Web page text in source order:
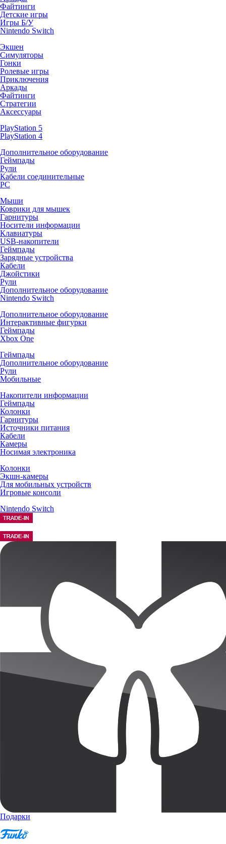
Файтинги
Детские игры
Игры Б/У
Nintendo Switch
Экшен
Симуляторы
Гонки
Ролевые игры
Приключения
Аркады
Файтинги
Стратегии
Аксессуары
PlayStation 5
PlayStation 4
Дополнительное оборудование
Геймпады
Рули
Кабели соединительные
PC
Мыши
Коврики для мышек
Гарнитуры
Носители информации
Клавиатуры
USB-накопители
Геймпады
Зарядные устройства
Кабели
Джойстики
Рули
Дополнительное оборудование
Nintendo Switch
Дополнительное оборудование
Интерактивные фигурки
Геймпады
Xbox One
Геймпады
Дополнительное оборудование
Рули
Мобильные
Накопители информации
Геймпады
Колонки
Гарнитуры
Источники питания
Кабели
Камеры
Носимая электроника
Колонки
Экшн-камеры
Для мобильных устройств
Игровые консоли
Nintendo Switch
Подарки